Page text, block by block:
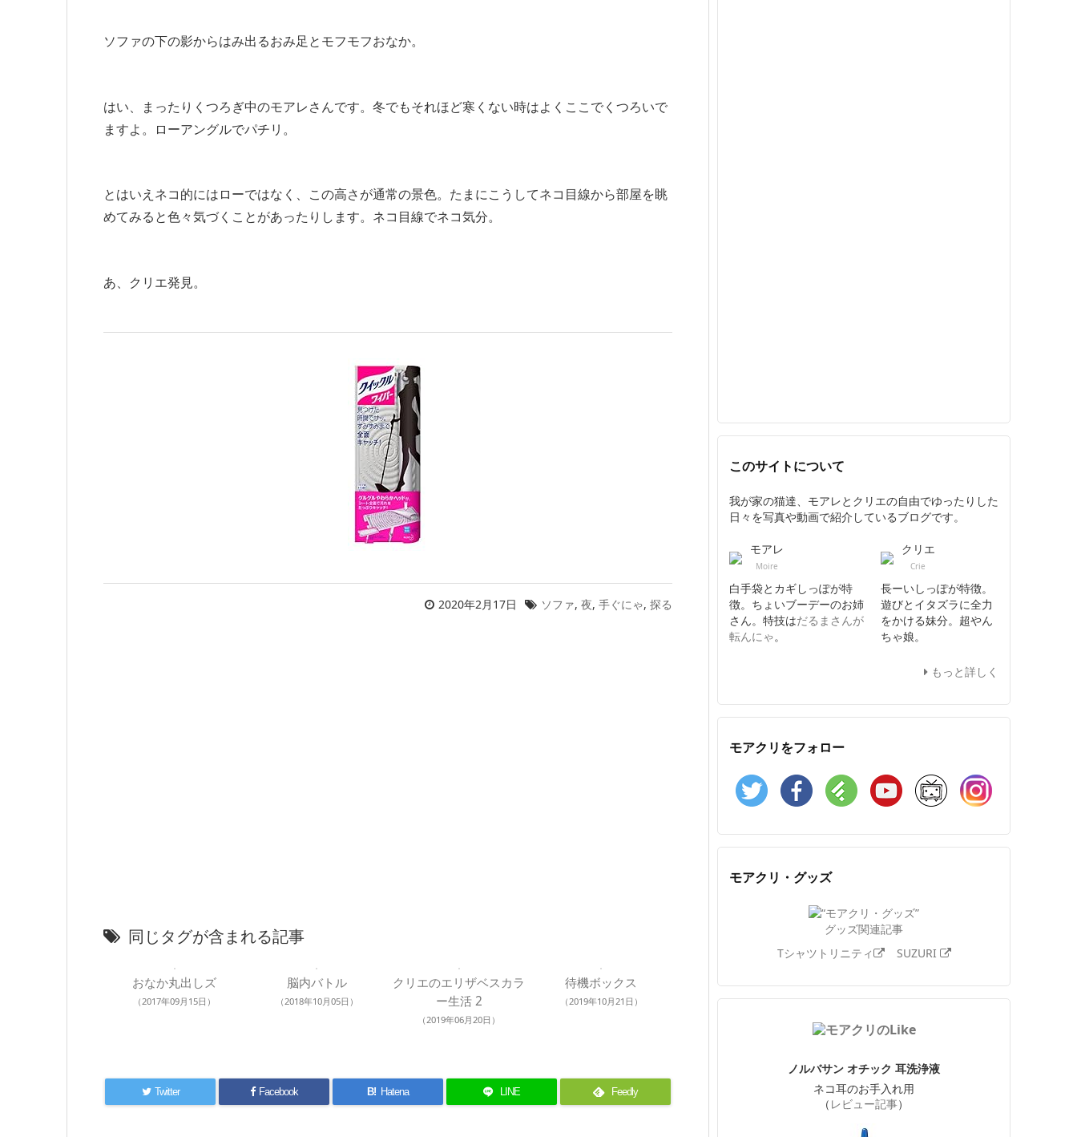
ソファの下の影からはみ出るおみ足とモフモフおなか。
はい、まったりくつろぎ中のモアレさんです。冬でもそれほど寒くない時はよくここでくつろいで
ますよ。ローアングルでパチリ。
とはいえネコ的にはローではなく、この高さが通常の景色。たまにこうしてネコ目線から部屋を眺
めてみると色々気づくことがあったりします。ネコ目線でネコ気分。
あ、クリエ発見。
2020年2月17日 ソファ, 夜, 手ぐにゃ, 探る
同じタグが含まれる記事
おなか丸出しズ
（2017年09月15日）
脳内バトル
（2018年10月05日）
クリエのエリザベスカラ
ー生活 2
（2019年06月20日）
待機ボックス
（2019年10月21日）
Twitter Facebook B! Hatena LINE Feedly
このサイトについて
我が家の猫達、モアレとクリエの自由でゆったりした
日々を写真や動画で紹介しているブログです。
モアレ
Moire
白手袋とカギしっぽが特
徴。ちょいブーデーのお姉
さん。特技はだるまさんが
転んにゃ。
クリエ
Crie
長ーいしっぽが特徴。
遊びとイタズラに全力
をかける妹分。超やん
ちゃ娘。
もっと詳しく
モアクリをフォロー
Twitter Facebook Feedly YouTube ニコニコ動画
モアクリ・グッズ
グッズ関連記事
Tシャツトリニティ
SUZURI
ノルバサン オチック 耳洗浄液
ネコ耳のお手入れ用
（ レビュー記事）